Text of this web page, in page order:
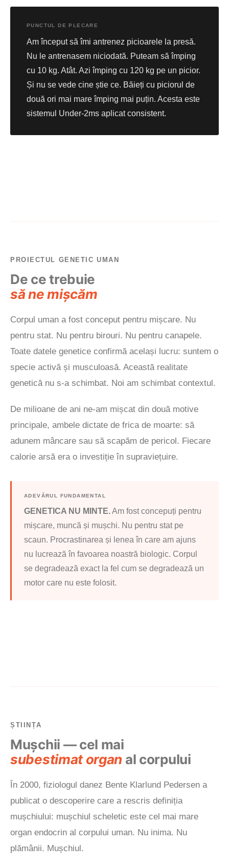
PUNCTUL DE PLECARE
Am început să îmi antrenez picioarele la presă.
Nu le antrenasem niciodată. Puteam să împing
cu 10 kg. Atât. Azi împing cu 120 kg pe un picior.
Și nu se vede cine știe ce. Băieți cu piciorul de
două ori mai mare împing mai puțin. Acesta este
sistemul Under-2ms aplicat consistent.
PROIECTUL GENETIC UMAN
De ce trebuie
să ne mișcăm
Corpul uman a fost conceput pentru mișcare. Nu
pentru stat. Nu pentru birouri. Nu pentru canapele.
Toate datele genetice confirmă același lucru: suntem o
specie activă și musculoasă. Această realitate
genetică nu s-a schimbat. Noi am schimbat contextul.
De milioane de ani ne-am mișcat din două motive
principale, ambele dictate de frica de moarte: să
adunem mâncare sau să scapăm de pericol. Fiecare
calorie arsă era o investiție în supraviețuire.
ADEVĂRUL FUNDAMENTAL
GENETICA NU MINTE.Am fost concepuți pentru
mișcare, muncă și mușchi. Nu pentru stat pe
scaun. Procrastinarea și lenea în care am ajuns
nu lucrează în favoarea noastră biologic. Corpul
se degradează exact la fel cum se degradează un
motor care nu este folosit.
ȘTIINȚA
Mușchii — cel mai
subestimat organ al corpului
În 2000, fiziologul danez Bente Klarlund Pedersen a
publicat o descoperire care a rescris definiția
mușchiului: mușchiul scheletic este cel mai mare
organ endocrin al corpului uman. Nu inima. Nu
plămânii. Mușchiul.